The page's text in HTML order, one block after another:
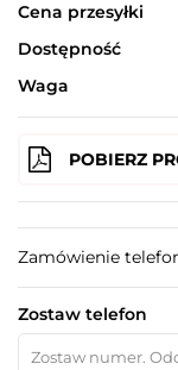
Cena przesyłki
Dostępność
Waga
POBIERZ
Zamówienie
Zostaw telefon